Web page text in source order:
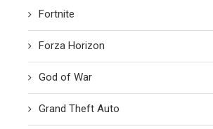
Fortnite
Forza Horizon
God of War
Grand Theft Auto